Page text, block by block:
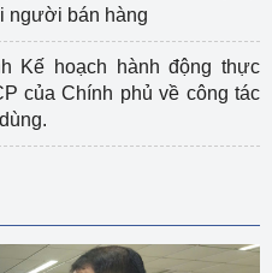
người bán hàng
Kế hoạch hành động thực
của Chính phủ về công tác